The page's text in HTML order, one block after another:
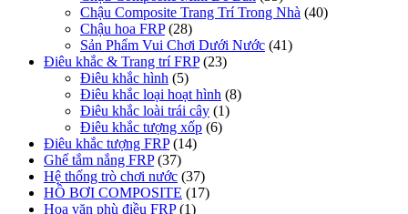
Chậu Composite Trang Trí Trong Nhà (40)
Chậu hoa FRP (28)
Sản Phẩm Vui Chơi Dưới Nước (41)
Điêu khắc & Trang trí FRP (23)
Điêu khắc hình (5)
Điêu khắc loại hoạt hình (8)
Điêu khắc loài trái cây (1)
Điêu khắc tượng xốp (6)
Điêu khắc tượng FRP (14)
Ghế tắm nắng FRP (37)
Hệ thống trò chơi nước (37)
HỒ BƠI COMPOSITE (17)
Hoa văn phù điều FRP (1)